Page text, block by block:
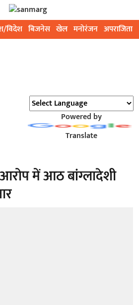
विदेश बिजनेस खेल मनोरंजन अपराजिता
Powered by
Translate
में आठ बांग्लादेशी